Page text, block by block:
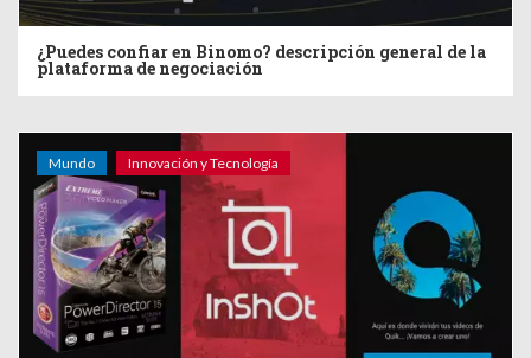
¿Puedes confiar en Binomo? descripción general de la
plataforma de negociación
Mundo Innovación y Tecnología